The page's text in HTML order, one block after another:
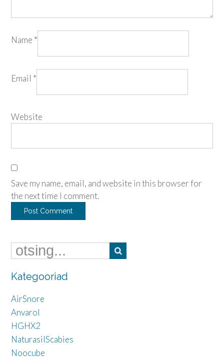
Name *
Email *
Website
Save my name, email, and website in this browser for
the next time I comment.
Kategooriad
AirSnore
Anvarol
HGHX2
NaturasilScabies
Noocube